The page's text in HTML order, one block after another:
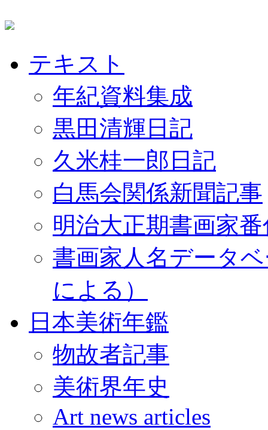
テキスト
年紀資料集成
黒田清輝日記
久米桂一郎日記
白馬会関係新聞記事
明治大正期書画家
書画家人名データ
による）
日本美術年鑑
物故者記事
美術界年史
Art news articles